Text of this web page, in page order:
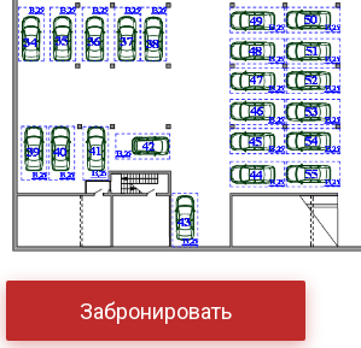
Забронировать